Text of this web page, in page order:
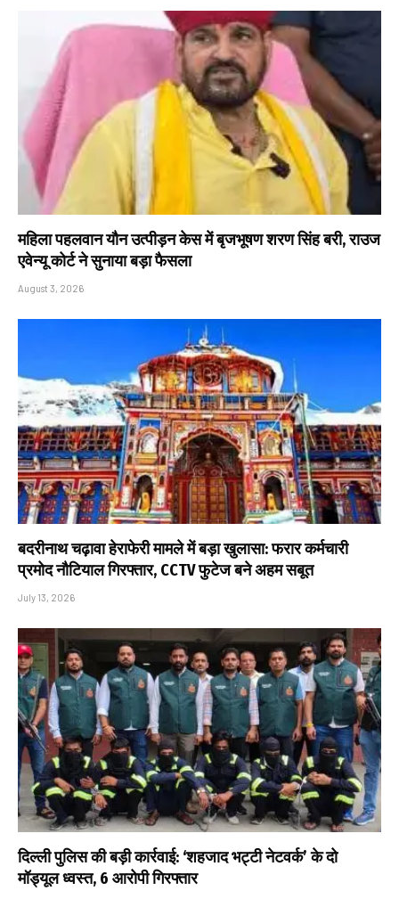
महिला पहलवान यौन उत्पीड़न केस में बृजभूषण शरण सिंह बरी, राउज
एवेन्यू कोर्ट ने सुनाया बड़ा फैसला
August 3, 2026
बदरीनाथ चढ़ावा हेराफेरी मामले में बड़ा खुलासा: फरार कर्मचारी
प्रमोद नौटियाल गिरफ्तार, CCTV फुटेज बने अहम सबूत
July 13, 2026
दिल्ली पुलिस की बड़ी कार्रवाई: ‘शहजाद भट्टी नेटवर्क’ के दो
मॉड्यूल ध्वस्त, 6 आरोपी गिरफ्तार